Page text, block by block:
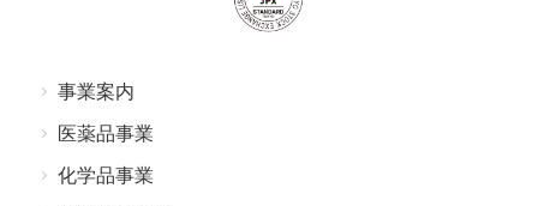
事業案内
医薬品事業
化学品事業